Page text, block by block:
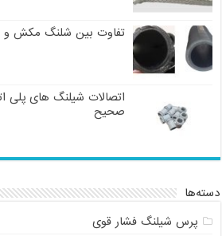
تفاوت بین شلنگ مکش و
اتصالات شیلنگ های پلی
صحیح
دسته‌ها
پرس شیلنگ فشار قوی